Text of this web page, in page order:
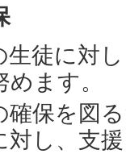
生徒に対
ます。
確保を図
対し、支